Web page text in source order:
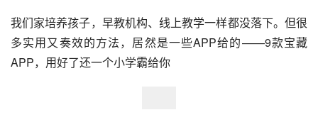
我们家培养孩子，早教机构、线上教学一样都没落下。但很
多实用又奏效的方法，居然是一些APP给的——9款宝藏
APP，用好了还一个小学霸给你